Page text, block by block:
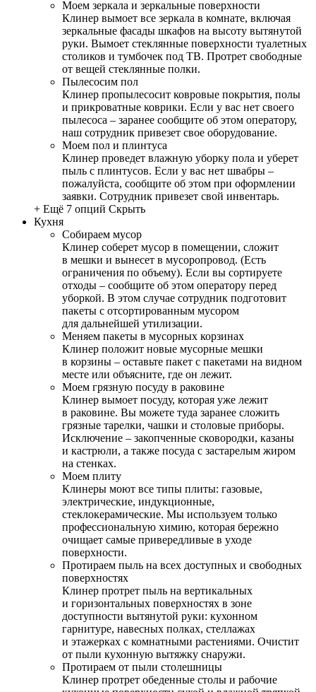
Моем зеркала и зеркальные поверхности
Клинер вымоет все зеркала в комнате, включая
зеркальные фасады шкафов на высоту вытянутой
руки. Вымоет стеклянные поверхности туалетных
столиков и тумбочек под ТВ. Протрет свободные
от вещей стеклянные полки.
Пылесосим пол
Клинер пропылесосит ковровые покрытия, полы
и прикроватные коврики. Если у вас нет своего
пылесоса – заранее сообщите об этом оператору,
наш сотрудник привезет свое оборудование.
Моем пол и плинтуса
Клинер проведет влажную уборку пола и уберет
пыль с плинтусов. Если у вас нет швабры –
пожалуйста, сообщите об этом при оформлении
заявки. Сотрудник привезет свой инвентарь.
+ Ещё 7 опций Скрыть
Кухня
Собираем мусор
Клинер соберет мусор в помещении, сложит
в мешки и вынесет в мусоропровод. (Есть
ограничения по объему). Если вы сортируете
отходы – сообщите об этом оператору перед
уборкой. В этом случае сотрудник подготовит
пакеты с отсортированным мусором
для дальнейшей утилизации.
Меняем пакеты в мусорных корзинах
Клинер положит новые мусорные мешки
в корзины – оставьте пакет с пакетами на видном
месте или объясните, где он лежит.
Моем грязную посуду в раковине
Клинер вымоет посуду, которая уже лежит
в раковине. Вы можете туда заранее сложить
грязные тарелки, чашки и столовые приборы.
Исключение – закопченные сковородки, казаны
и кастрюли, а также посуда с застарелым жиром
на стенках.
Моем плиту
Клинеры моют все типы плиты: газовые,
электрические, индукционные,
стеклокерамические. Мы используем только
профессиональную химию, которая бережно
очищает самые привередливые в уходе
поверхности.
Протираем пыль на всех доступных и свободных
поверхностях
Клинер протрет пыль на вертикальных
и горизонтальных поверхностях в зоне
доступности вытянутой руки: кухонном
гарнитуре, навесных полках, стеллажах
и этажерках с комнатными растениями. Очистит
от пыли кухонную вытяжку снаружи.
Протираем от пыли столешницы
Клинер протрет обеденные столы и рабочие